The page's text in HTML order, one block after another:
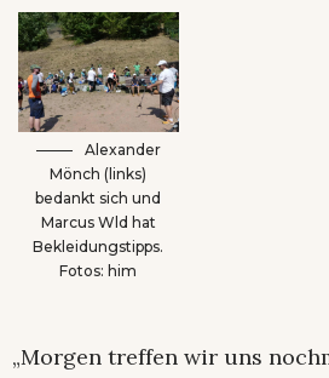
Alexander
Mönch (links)
bedankt sich und
Marcus Wld hat
Bekleidungstipps.
Fotos: him
„Morgen treffen wir uns